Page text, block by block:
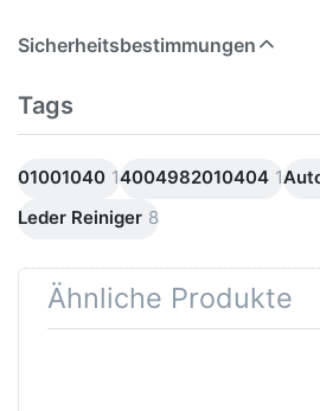
Sicherheitsbestimmungen
Tags
01001040 14004982010404 1
Leder Reiniger 8
Ähnliche Produkte